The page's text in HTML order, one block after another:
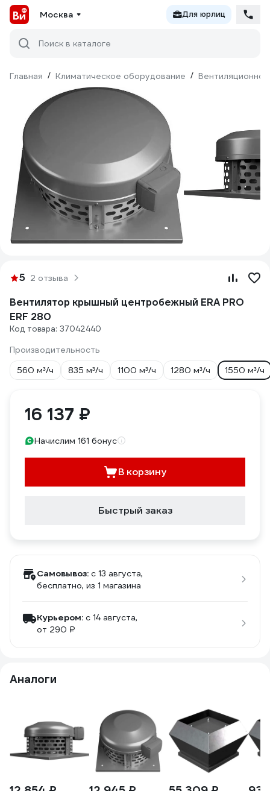
Москва Для юрлиц
Поиск в каталоге
Главная / Климатическое оборудование /
5 2 отзыва
Вентилятор крышный центробежный ERA PRO
ERF 280
Код товара: 37042440
Производительность
560 м³/ч
835 м³/ч 1100 м³/ч 1280 м³/ч 1550 м³/ч
16 137 ₽
Начислим 161 бонус
В корзину
Быстрый заказ
Самовывоз: c 13 августа,
бесплатно, из 1 магазина
Курьером: c 14 августа,
от 290 ₽
Аналоги